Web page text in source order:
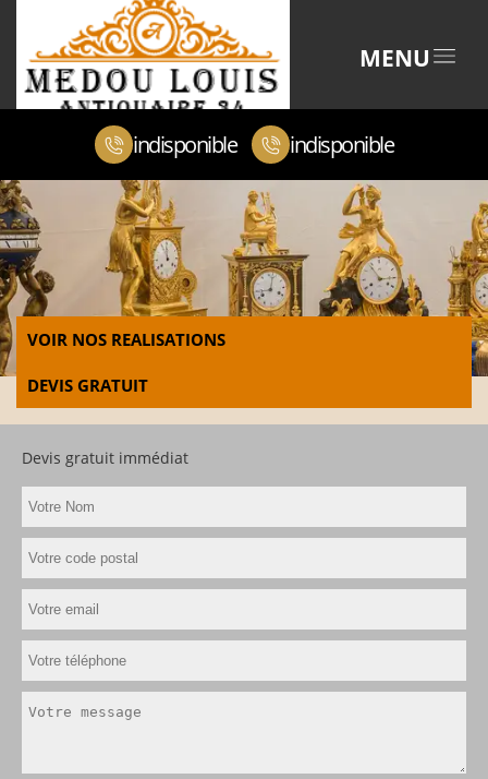
MENU
indisponible indisponible
VOIR NOS REALISATIONS
DEVIS GRATUIT
Devis gratuit immédiat